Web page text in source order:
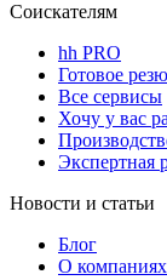
Соискателям
hh PRO
Готовое
Все сервисы
Хочу у вас
Экспертная
Новости и статьи
Блог
О